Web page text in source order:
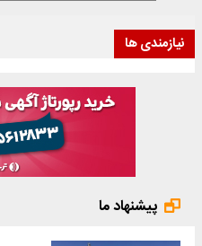
نیازمندی ها
پیشنهاد ما